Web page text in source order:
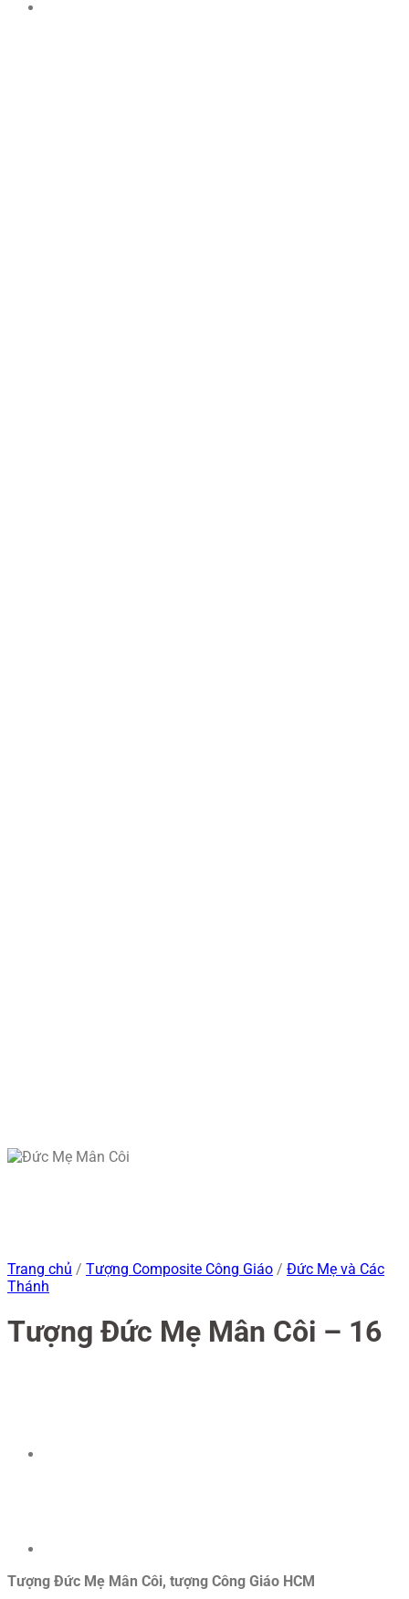
Trang chủ / Tượng Composite Công Giáo / Đức Mẹ và Các
Thánh
Tượng Đức Mẹ Mân Côi – 16
Tượng Đức Mẹ Mân Côi, tượng Công Giáo HCM